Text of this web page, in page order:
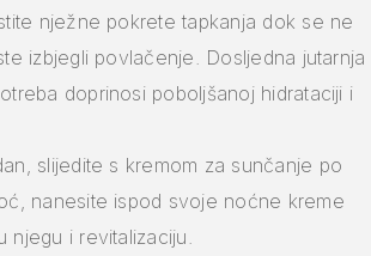
nježne pokrete tapkanja dok se ne
izbjegli povlačenje. Dosljedna jutarnja
doprinosi poboljšanoj hidrataciji i
slijedite s kremom za sunčanje po
nanesite ispod svoje noćne kreme
njegu i revitalizaciju.